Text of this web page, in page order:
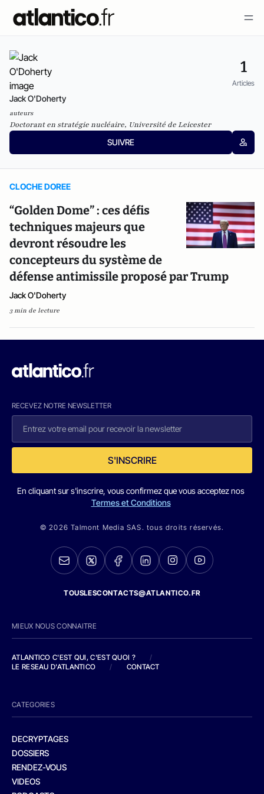
1
Articles
Jack O'Doherty
auteurs
Doctorant en stratégie nucléaire, Université de Leicester
SUIVRE
CLOCHE DOREE
“Golden Dome” : ces défis
techniques majeurs que
devront résoudre les
concepteurs du système de
défense antimissile proposé par Trump
Jack O'Doherty
3 min de lecture
RECEVEZ NOTRE NEWSLETTER
S'INSCRIRE
En cliquant sur s'inscrire, vous confirmez que vous acceptez nos
Termes et Conditions
© 2026 Talmont Media SAS. tous droits réservés.
TOUSLESCONTACTS@ATLANTICO.FR
MIEUX NOUS CONNAITRE
ATLANTICO C'EST QUI, C'EST QUOI ?
/
LE RESEAU D'ATLANTICO
/ CONTACT
CATEGORIES
DECRYPTAGES
DOSSIERS
RENDEZ-VOUS
VIDEOS